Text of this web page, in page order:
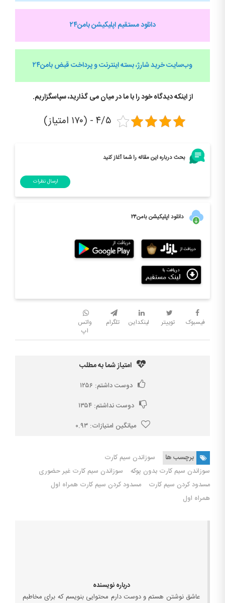
دانلود مستقیم اپلیکیشن بامن۲۴
وب‌سایت خرید شارژ، بسته اینترنت و پرداخت قبضبامن۲۴
از اینکه دیدگاه خود را با ما در میان می گذارید، سپاسگزاریم.
۴/۵ - (۱۷۰ امتیاز)
بحث درباره این مقاله را شما آغاز کنید
ارسال نظرات
دانلود اپلیکیشن بامن۲۴
فیسبوک توییتر لینکداین تلگرام
واتس
اپ
امتیاز شما به مطلب
دوست داشتم: ۱۲۵۶
دوست نداشتم: ۱۳۵۴
میانگین امتیازات:۰.۹۳
برچسب ها
سوزاندن سیم کارت
سوزاندن سیم کارت بدون پوکه
سوزاندن سیم کارت غیر حضوری
مسدود کردن سیم کارت
مسدود کردن سیم کارت همراه اول
همراه اول
درباره نویسنده
عاشق نوشتن هستم و دوست دارم محتوایی بنویسم که برای مخاطبم